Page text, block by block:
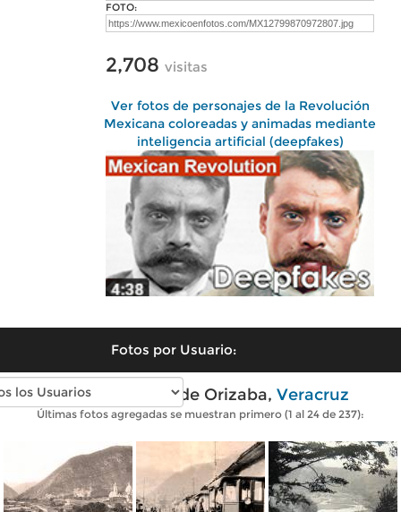
FOTO:
2,708 visitas
Ver fotos de personajes de la Revolución
Mexicana coloreadas y animadas mediante
inteligencia artificial (deepfakes)
Fotos por Usuario:
Fotos antiguas de Orizaba, Veracruz
Últimas fotos agregadas se muestran primero (1 al 24 de 237):